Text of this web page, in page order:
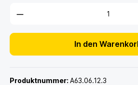
In den
Produktnummer: A63.06.12.3